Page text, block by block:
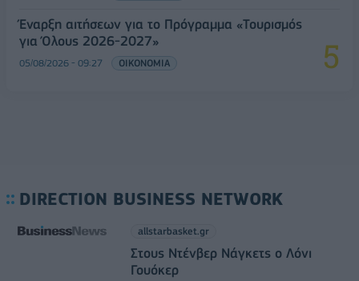
Έναρξη αιτήσεων για το Πρόγραμμα «Τουρισμός
για Όλους 2026-2027»
05/08/2026 - 09:27 ΟΙΚΟΝΟΜΙΑ
DIRECTION BUSINESS NETWORK
allstarbasket.gr
Στους Ντένβερ Νάγκετς ο Λόνι
Γουόκερ